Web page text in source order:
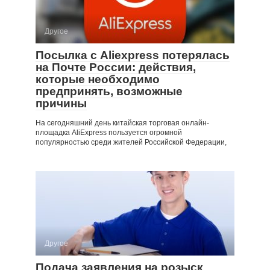
Другое
Посылка с Aliexpress потерялась
на Почте России: действия,
которые необходимо
предпринять, возможные
причины
На сегодняшний день китайская торговая онлайн-
площадка AliExpress пользуется огромной
популярностью среди жителей Российской Федерации,
Другое